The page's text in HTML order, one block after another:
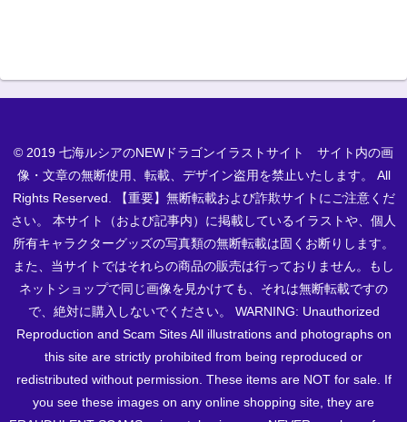
© 2019 七海ルシアのNEWドラゴンイラストサイト サイト内の画
像・文章の無断使用、転載、デザイン盗用を禁止いたします。 All
Rights Reserved. 【重要】無断転載および詐欺サイトにご注意くだ
さい。 本サイト（および記事内）に掲載しているイラストや、個人
所有キャラクターグッズの写真類の無断転載は固くお断りします。
また、当サイトではそれらの商品の販売は行っておりません。もし
ネットショップで同じ画像を見かけても、それは無断転載ですの
で、絶対に購入しないでください。 WARNING: Unauthorized
Reproduction and Scam Sites All illustrations and photographs on
this site are strictly prohibited from being reproduced or
redistributed without permission. These items are NOT for sale. If
you see these images on any online shopping site, they are